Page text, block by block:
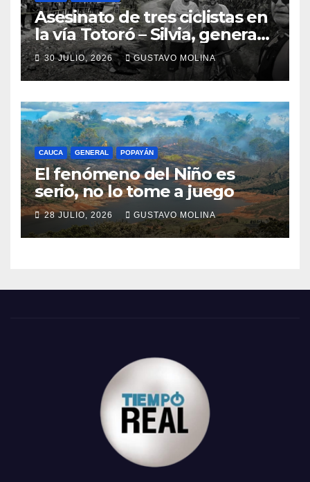
Asesinato de tres ciclistas en
la vía Totoró – Silvia, genera
consternación en el Cauca
30 JULIO, 2026 GUSTAVO MOLINA
CAUCA GENERAL POPAYÁN
El fenómeno del Niño es
serio, no lo tome a juego
28 JULIO, 2026 GUSTAVO MOLINA